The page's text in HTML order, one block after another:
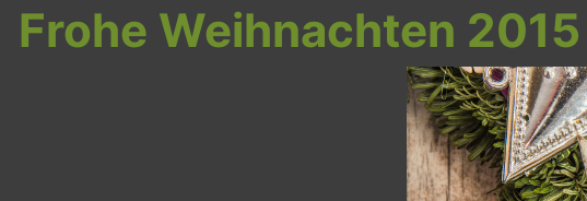
Frohe Weihnachten 2015